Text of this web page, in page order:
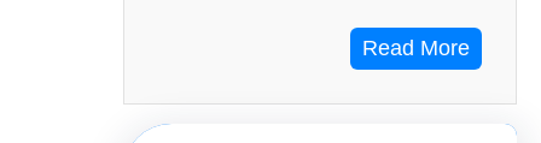
Read More